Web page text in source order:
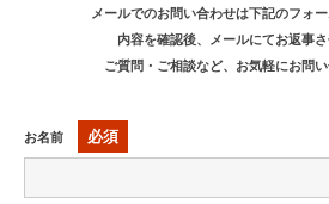
メールでのお問い合わせは下記のフォー
内容を確認後、メールにてお返事さ
ご質問・ご相談など、お気軽にお問い
お名前 必須